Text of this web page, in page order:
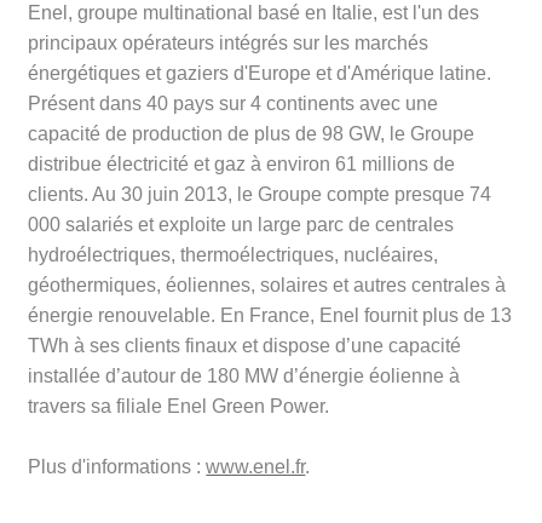
Enel, groupe multinational basé en Italie, est l'un des
principaux opérateurs intégrés sur les marchés
énergétiques et gaziers d'Europe et d'Amérique latine.
Présent dans 40 pays sur 4 continents avec une
capacité de production de plus de 98 GW, le Groupe
distribue électricité et gaz à environ 61 millions de
clients. Au 30 juin 2013, le Groupe compte presque 74
000 salariés et exploite un large parc de centrales
hydroélectriques, thermoélectriques, nucléaires,
géothermiques, éoliennes, solaires et autres centrales à
énergie renouvelable. En France, Enel fournit plus de 13
TWh à ses clients finaux et dispose d’une capacité
installée d’autour de 180 MW d’énergie éolienne à
travers sa filiale Enel Green Power.
Plus d'informations :www.enel.fr.